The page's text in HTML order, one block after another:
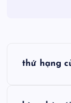
thứ hạng